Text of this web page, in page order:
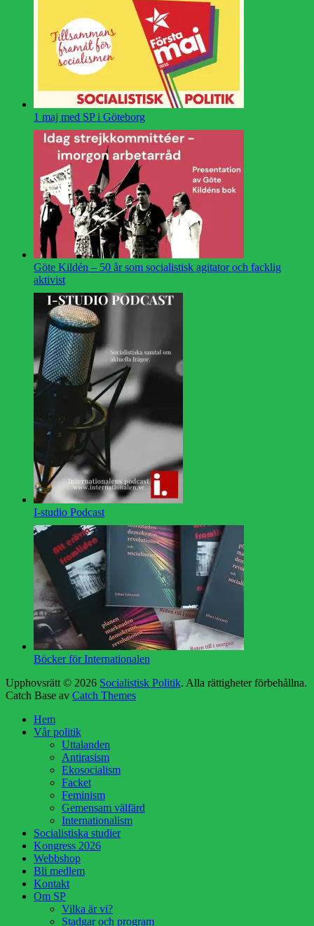
1 maj med SP i Göteborg
Göte Kildén – 50 år som socialistisk agitator och facklig
aktivist
I-studio Podcast
Böcker för Internationalen
Upphovsrätt © 2026 Socialistisk Politik. Alla rättigheter förbehållna.
Catch Base av Catch Themes
Hem
Vår politik
Uttalanden
Antirasism
Ekosocialism
Facket
Feminism
Gemensam välfärd
Internationalism
Socialistiska studier
Kongress 2026
Webbshop
Bli medlem
Kontakt
Om SP
Vilka är vi?
Stadgar och program